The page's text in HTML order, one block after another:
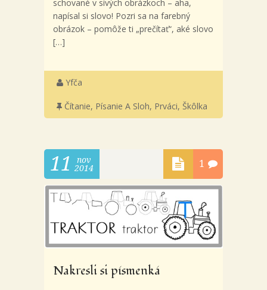
schované v sivých obrázkoch – aha,
napísal si slovo! Pozri sa na farebný
obrázok – pomôže ti „prečítať“, aké slovo
[…]
Yfča
Čítanie, Písanie A Sloh, Prváci, Škôlka
11
nov
2014
1
Nakresli si písmenká